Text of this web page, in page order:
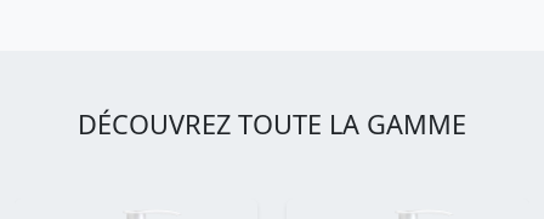
DÉCOUVREZ TOUTE LA GAMME